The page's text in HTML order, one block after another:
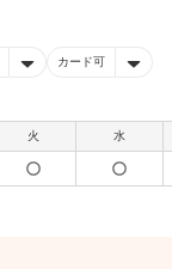
カード可
火 水